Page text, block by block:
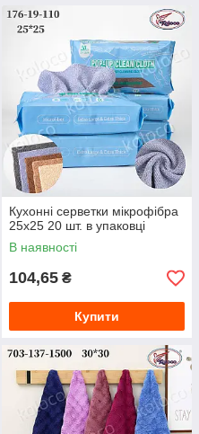
Кухонні серветки мікрофібра
25х25 20 шт. в упаковці
В наявності
104,65 ₴
Купити